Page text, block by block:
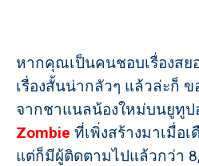
หากคุณเป็นคนชอบเรื่องส
เรื่องสั้นน่ากลัวๆ แล้วล่ะก็
จากชาแนลน้องใหม่บนยูทูป
Zombie ที่เพิ่งสร้างมาเมื่อ
แต่ก็มีผู้ติดตามไปแล้วกว่า